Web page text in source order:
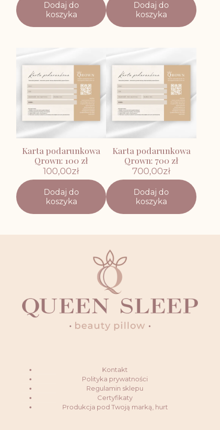
Dodaj do
koszyka
Dodaj do
koszyka
Karta podarunkowa
Qrown: 100 zł
100,00zł
Dodaj do
koszyka
Karta podarunkowa
Qrown: 700 zł
700,00zł
Dodaj do
koszyka
Kontakt
Polityka prywatności
Regulamin sklepu
Certyfikaty
Produkcja pod Twoją marką, hurt